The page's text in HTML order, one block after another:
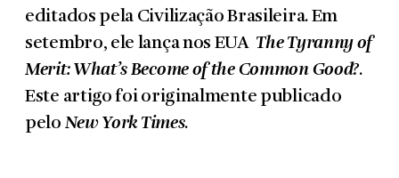
editados pela Civilização Brasileira. Em
setembro, ele lança nos EUA The Tyranny of
Merit: What’s Become of the Common Good?.
Este artigo foi originalmente publicado
pelo New York Times.